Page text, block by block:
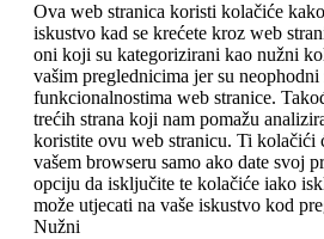
Ova web stranica koristi kolačiće
iskustvo kad se krećete kroz web
oni koji su kategorizirani kao nužni
vašim preglednicima jer su
funkcionalnostima web stranice.
trećih strana koji nam pomažu
koristite ovu web stranicu. Ti kolačići
vašem browseru samo ako date svoj
opciju da isključite te kolačiće iako
može utjecati na vaše iskustvo kod
Nužni